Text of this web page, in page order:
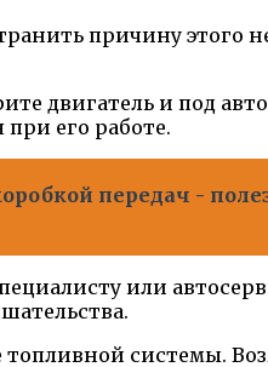
причину этого
двигатель и под
его работе.
передач -
или
системы.